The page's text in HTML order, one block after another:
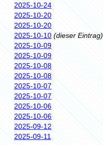
2025-10-24
2025-10-20
2025-10-20
2025-10-10 (dieser Eintrag)
2025-10-09
2025-10-09
2025-10-08
2025-10-08
2025-10-07
2025-10-07
2025-10-06
2025-10-06
2025-09-12
2025-09-11